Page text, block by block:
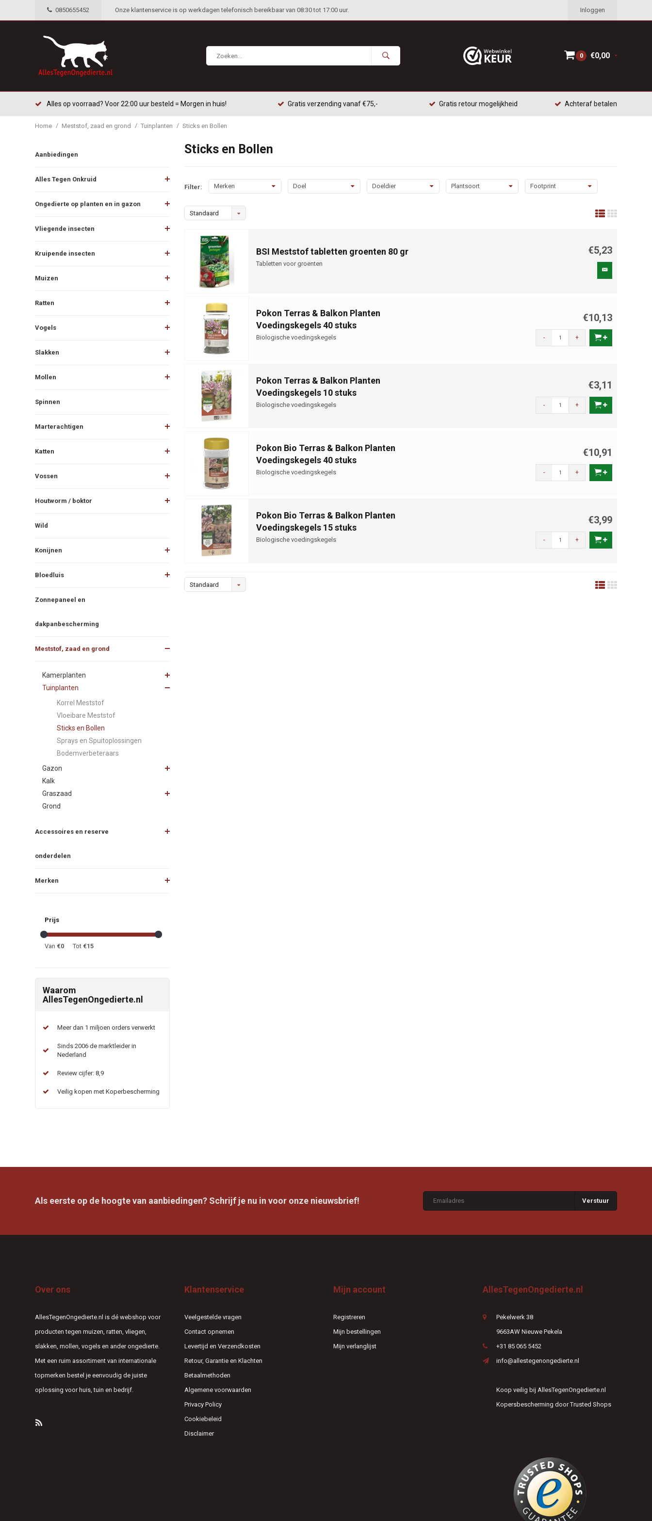
0850655452 Onze klantenservice is op werkdagen telefonisch bereikbaar van 08:30 tot 17:00 uur. Inloggen
0 €0,00
Alles op voorraad? Voor 22:00 uur besteld = Morgen in huis! Gratis verzending vanaf €75,- Gratis retour mogelijkheid Achteraf betalen
Home / Meststof, zaad en grond / Tuinplanten / Sticks en Bollen
Aanbiedingen
Alles Tegen Onkruid
Ongedierte op planten en in gazon
Vliegende insecten
Kruipende insecten
Muizen
Ratten
Vogels
Slakken
Mollen
Spinnen
Marterachtigen
Katten
Vossen
Houtworm / boktor
Wild
Konijnen
Bloedluis
Zonnepaneel en
dakpanbescherming
Meststof, zaad en grond
Kamerplanten
Tuinplanten
Korrel Meststof
Vloeibare Meststof
Sticks en Bollen
Sprays en Spuitoplossingen
Bodemverbeteraars
Gazon
Kalk
Graszaad
Grond
Accessoires en reserve
onderdelen
Merken
Prijs
Van €0 Tot €15
Waarom
AllesTegenOngedierte.nl
Meer dan 1 miljoen orders verwerkt
Sinds 2006 de marktleider in
Nederland
Review cijfer: 8,9
Veilig kopen met Koperbescherming
Sticks en Bollen
Filter: Merken Doel Doeldier Plantsoort Footprint
Standaard
BSI Meststof tabletten groenten 80 gr
Tabletten voor groenten
€5,23
Pokon Terras & Balkon Planten
Voedingskegels 40 stuks
Biologische voedingskegels
€10,13
- +
Pokon Terras & Balkon Planten
Voedingskegels 10 stuks
Biologische voedingskegels
€3,11
- +
Pokon Bio Terras & Balkon Planten
Voedingskegels 40 stuks
Biologische voedingskegels
€10,91
- +
Pokon Bio Terras & Balkon Planten
Voedingskegels 15 stuks
Biologische voedingskegels
€3,99
- +
Standaard
Als eerste op de hoogte van aanbiedingen? Schrijf je nu in voor onze nieuwsbrief! Verstuur
Over ons
AllesTegenOngedierte.nl is dé webshop voor
producten tegen muizen, ratten, vliegen,
slakken, mollen, vogels en ander ongedierte.
Met een ruim assortiment van internationale
topmerken bestel je eenvoudig de juiste
oplossing voor huis, tuin en bedrijf.
Klantenservice
Veelgestelde vragen
Contact opnemen
Levertijd en Verzendkosten
Retour, Garantie en Klachten
Betaalmethoden
Algemene voorwaarden
Privacy Policy
Cookiebeleid
Disclaimer
Mijn account
Registreren
Mijn bestellingen
Mijn verlanglijst
AllesTegenOngedierte.nl
Pekelwerk 38
9663AW Nieuwe Pekela
+31 85 065 5452
info@allestegenongedierte.nl
Koop veilig bij AllesTegenOngedierte.nl
Kopersbescherming door Trusted Shops